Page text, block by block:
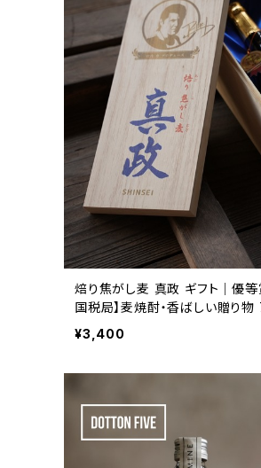
焙り焦がし麦 真政 ギフト｜優
国税局】麦焼酎・香ばしい贈り物
¥3,400